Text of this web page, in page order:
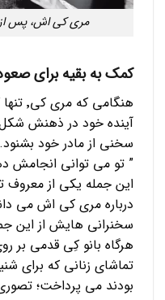
مری کی اش، پس از
کمک به بقیه برای
آینده خود در ذهنش شکل
سخنی از مادر خود بشنود.
” تو می توانی انجامش
این جمله یکی از
درباره مری کی اش می
سخنرانی هایش از این
هرگاه بانو کِی قدمی بر
تماشای زنانی که برای
بودند می پرداخت؛